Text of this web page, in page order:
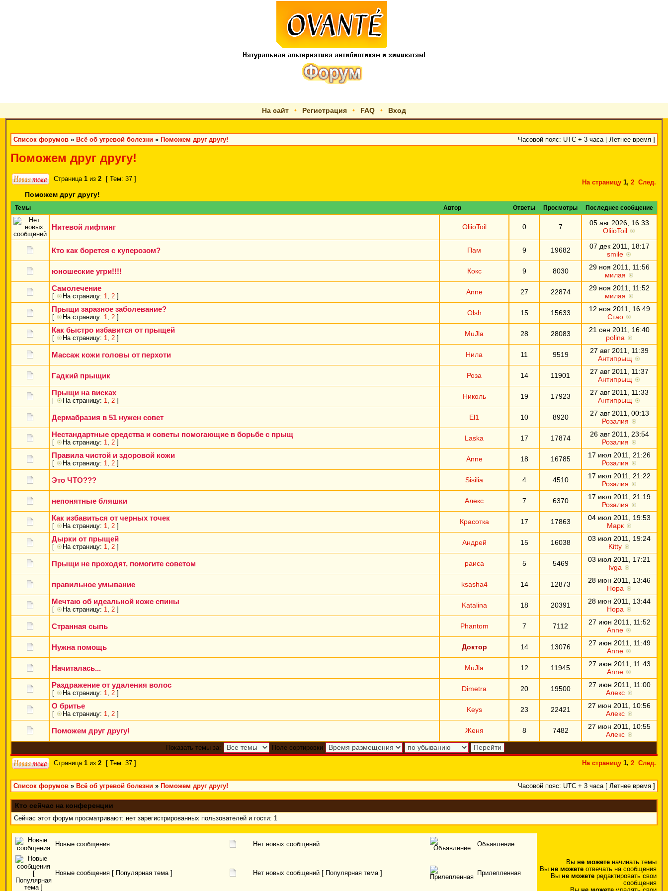
На сайт • Регистрация • FAQ • Вход
Список форумов » Всё об угревой болезни » Поможем друг другу! Часовой пояс: UTC + 3 часа [ Летнее время ]
Поможем друг другу!
Страница 1 из 2 [ Тем: 37 ] На страницу 1, 2 След.
Поможем друг другу!
Темы Автор Ответы Просмотры Последнее сообщение
Нитевой лифтинг OliioToil 0 7
05 авг 2026, 16:33
OliioToil
Кто как борется с куперозом? Пам 9 19682
07 дек 2011, 18:17
smile
юношеские угри!!!! Кокс 9 8030
29 ноя 2011, 11:56
милая
Самолечение
На страницу: 1, 2
Anne 27 22874
29 ноя 2011, 11:52
милая
Прыщи заразное заболевание?
На страницу: 1, 2
Olsh 15 15633
12 ноя 2011, 16:49
Стао
Как быстро избавится от прыщей
На страницу: 1, 2
MuJla 28 28083
21 сен 2011, 16:40
polina
Массаж кожи головы от перхоти Нила 11 9519
27 авг 2011, 11:39
Антипрыщ
Гадкий прыщик Роза 14 11901
27 авг 2011, 11:37
Антипрыщ
Прыщи на висках
На страницу: 1, 2
Николь 19 17923
27 авг 2011, 11:33
Антипрыщ
Дермабразия в 51 нужен совет El1 10 8920
27 авг 2011, 00:13
Розалия
Нестандартные средства и советы помогающие в борьбе с прыщ
На страницу: 1, 2
Laska 17 17874
26 авг 2011, 23:54
Розалия
Правила чистой и здоровой кожи
На страницу: 1, 2
Anne 18 16785
17 июл 2011, 21:26
Розалия
Это ЧТО??? Sisilia 4 4510
17 июл 2011, 21:22
Розалия
непонятные бляшки Алекс 7 6370
17 июл 2011, 21:19
Розалия
Как избавиться от черных точек
На страницу: 1, 2
Красотка 17 17863
04 июл 2011, 19:53
Марк
Дырки от прыщей
На страницу: 1, 2
Андрей 15 16038
03 июл 2011, 19:24
Kitty
Прыщи не проходят, помогите советом раиса 5 5469
03 июл 2011, 17:21
Ivga
правильное умывание ksasha4 14 12873
28 июн 2011, 13:46
Нора
Мечтаю об идеальной коже спины
На страницу: 1, 2
Katalina 18 20391
28 июн 2011, 13:44
Нора
Странная сыпь Phantom 7 7112
27 июн 2011, 11:52
Anne
Нужна помощь Доктор 14 13076
27 июн 2011, 11:49
Anne
Начиталась... MuJla 12 11945
27 июн 2011, 11:43
Anne
Раздражение от удаления волос
На страницу: 1, 2
Dimetra 20 19500
27 июн 2011, 11:00
Алекс
О бритье
На страницу: 1, 2
Keys 23 22421
27 июн 2011, 10:56
Алекс
Поможем друг другу! Женя 8 7482
27 июн 2011, 10:55
Алекс
Показать темы за: Поле сортировки
Страница 1 из 2 [ Тем: 37 ] На страницу 1, 2 След.
Список форумов » Всё об угревой болезни » Поможем друг другу! Часовой пояс: UTC + 3 часа [ Летнее время ]
Кто сейчас на конференции
Сейчас этот форум просматривают: нет зарегистрированных пользователей и гости: 1
Новые сообщения Нет новых сообщений Объявление
Новые сообщения [ Популярная тема ] Нет новых сообщений [ Популярная тема ] Прилепленная
Вы не можете начинать темы
Вы не можете отвечать на сообщения
Вы не можете редактировать свои
сообщения